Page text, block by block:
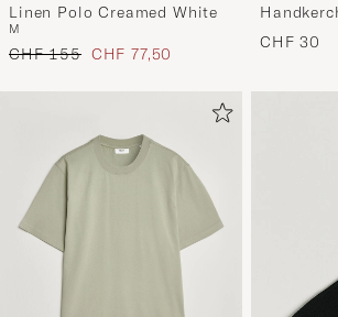
Linen Polo Creamed White
M
Regulärer Preis
CHF 155 Reduzierter Preis
CHF 77,50
Blue
CHF 30